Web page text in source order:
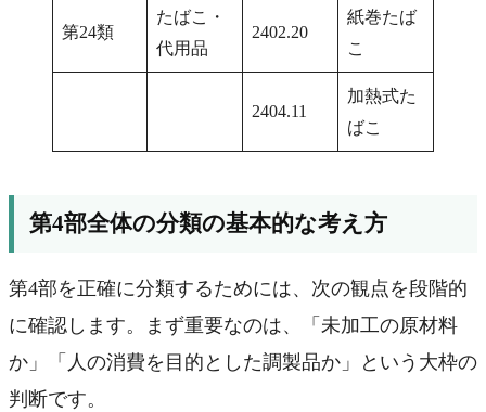
第24類
たばこ・
代用品
2402.20
紙巻たば
こ
2404.11
加熱式た
ばこ
第4部全体の分類の基本的な考え方
第4部を正確に分類するためには、次の観点を段階的
に確認します。まず重要なのは、「未加工の原材料
か」「人の消費を目的とした調製品か」という大枠の
判断です。